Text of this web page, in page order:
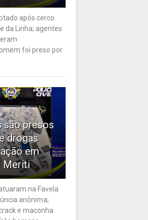
após cerco
da Linha; agentes
foi preso por
são presos
drogas
em
Meriti
na Favela
anônima;
e maconha